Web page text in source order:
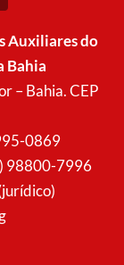
Auxiliares do
Bahia
– Bahia. CEP
0869
98800-7996